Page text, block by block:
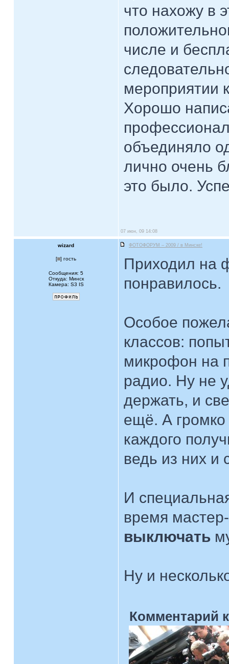
что нахожу в
числе и
мероприятии
Хорошо
объединяло
лично очень
это было.
07 июн, 09 14:08
wizard ФОТОФОРУМ – 2009 / в Минске!
[ ] гость
Сообщения: 5
Откуда: Минск
Камера: S3 IS
Приходил на
понравилось.
Особое
классов:
микрофон на
радио. Ну не
держать, и
ещё. А громко
каждого
ведь из них и
И
время
выключать
Ну и
Комментарий